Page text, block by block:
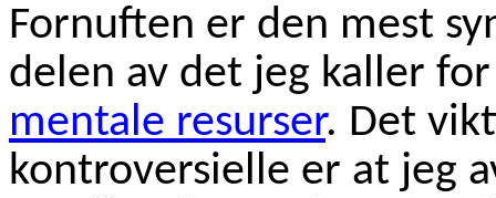
Fornuften er den mest
delen av det jeg kaller
mentale resurser. Det
kontroversielle er at jeg